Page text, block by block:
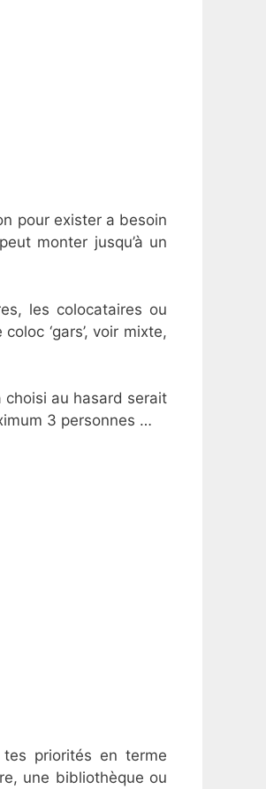
pour exister a besoin
monter jusqu’à un
les colocataires ou
‘gars’, voir mixte,
choisi au hasard serait
3 personnes …
priorités en terme
une bibliothèque ou